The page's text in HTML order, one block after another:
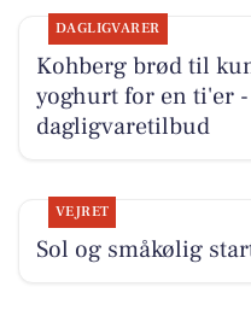
DAGLIGVARER
Kohberg brød til
yoghurt for en ti'er
dagligvaretilbud
VEJRET
Sol og småkølig